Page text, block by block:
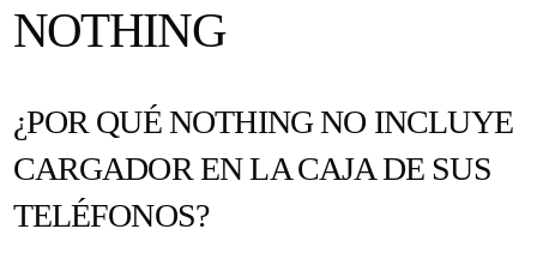
NOTHING
¿POR QUÉ NOTHING NO INCLUYE
CARGADOR EN LA CAJA DE SUS
TELÉFONOS?